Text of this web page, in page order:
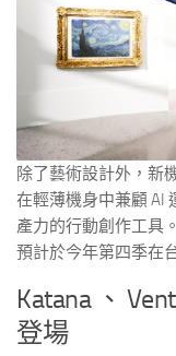
除了藝術設計外，新
在輕薄機身中兼顧 AI
產力的行動創作工具
預計於今年第四季在
Katana 、
登場